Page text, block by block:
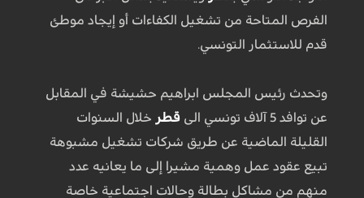
الفرص المتاحة من تشغيل الكفاءات أو إيجاد موطئ
قدم للاستثمار التونسي.
وتحدث رئيس المجلس ابراهيم حشيشة في المقابل
عن توافد 5 آلاف تونسي الى
قطر خلال السنوات
القليلة الماضية عن طريق شركات تشغيل مشبوهة
تبيع عقود عمل وهمية مشيرا إلى ما يعانيه عدد
منهم من مشاكل بطالة وحالات اجتماعية خاصة